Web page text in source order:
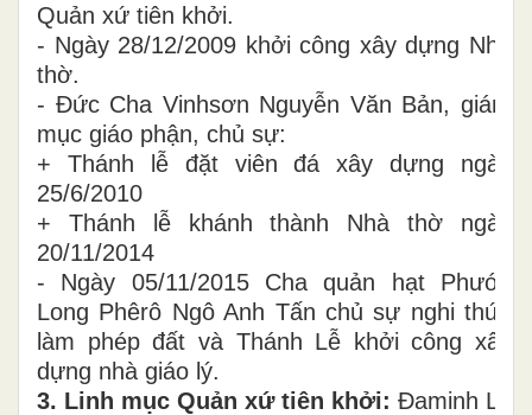
Quản xứ tiên khởi.
- Ngày 28/12/2009 khởi công xây dựng Nhà
thờ.
- Đức Cha Vinhsơn Nguyễn Văn Bản, giám
mục giáo phận, chủ sự:
+ Thánh lễ đặt viên đá xây dựng ngày
25/6/2010
+ Thánh lễ khánh thành Nhà thờ ngày
20/11/2014
- Ngày 05/11/2015 Cha quản hạt Phước
Long Phêrô Ngô Anh Tấn chủ sự nghi thức
làm phép đất và Thánh Lễ khởi công xây
dựng nhà giáo lý.
3. Linh mục Quản xứ tiên khởi: Đaminh Lê